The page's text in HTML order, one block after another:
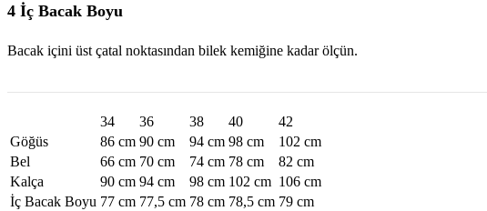
4 İç Bacak Boyu
Bacak içini üst çatal noktasından bilek kemiğine kadar ölçün.
34 36 38 40
42
Göğüs
86 cm 90 cm 94 cm 98 cm
102 cm
Bel
66 cm 70 cm 74 cm 78 cm
82 cm
Kalça
90 cm 94 cm 98 cm 102 cm 106 cm
İç Bacak Boyu 77 cm 77,5 cm 78 cm 78,5 cm 79 cm